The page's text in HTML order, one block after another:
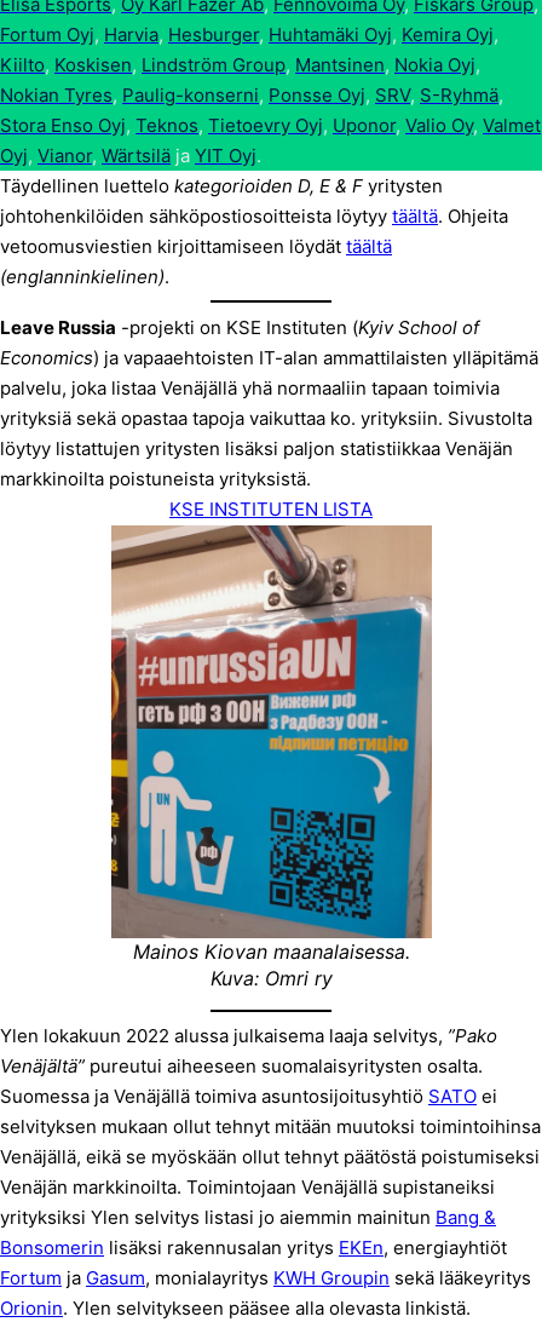
Fortum Oyj, Harvia, Hesburger, Huhtamäki Oyj, Kemira Oyj,
Kiilto, Koskisen, Lindström Group, Mantsinen, Nokia Oyj,
Nokian Tyres, Paulig-konserni, Ponsse Oyj, SRV, S-Ryhmä,
Stora Enso Oyj, Teknos, Tietoevry Oyj, Uponor, Valio Oy, Valmet
Oyj, Vianor, Wärtsilä ja YIT Oyj.
Täydellinen luettelo kategorioiden D, E & F yritysten
johtohenkilöiden sähköpostiosoitteista löytyy täältä. Ohjeita
vetoomusviestien kirjoittamiseen löydät täältä
(englanninkielinen).
Leave Russia -projekti on KSE Instituten (Kyiv School of
Economics) ja vapaaehtoisten IT-alan ammattilaisten ylläpitämä
palvelu, joka listaa Venäjällä yhä normaaliin tapaan toimivia
yrityksiä sekä opastaa tapoja vaikuttaa ko. yrityksiin. Sivustolta
löytyy listattujen yritysten lisäksi paljon statistiikkaa Venäjän
markkinoilta poistuneista yrityksistä.
KSE INSTITUTEN LISTA
Mainos Kiovan maanalaisessa.
Kuva: Omri ry
Ylen lokakuun 2022 alussa julkaisema laaja selvitys, ”Pako
Venäjältä” pureutui aiheeseen suomalaisyritysten osalta.
Suomessa ja Venäjällä toimiva asuntosijoitusyhtiö SATO ei
selvityksen mukaan ollut tehnyt mitään muutoksi toimintoihinsa
Venäjällä, eikä se myöskään ollut tehnyt päätöstä poistumiseksi
Venäjän markkinoilta. Toimintojaan Venäjällä supistaneiksi
yrityksiksi Ylen selvitys listasi jo aiemmin mainitun Bang &
Bonsomerin lisäksi rakennusalan yritys EKEn, energiayhtiöt
Fortum ja Gasum, monialayritys KWH Groupin sekä lääkeyritys
Orionin. Ylen selvitykseen pääsee alla olevasta linkistä.